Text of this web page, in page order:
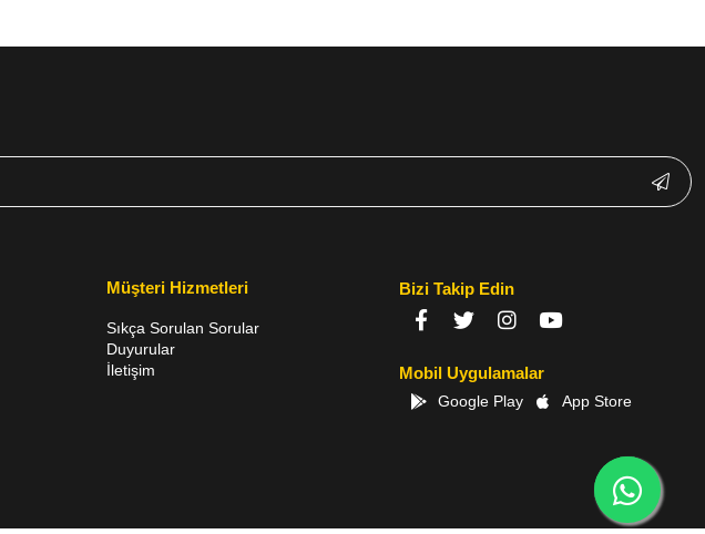
Müşteri Hizmetleri
Sıkça Sorulan Sorular
Duyurular
İletişim
Bizi Takip Edin
Mobil Uygulamalar
Google Play App Store